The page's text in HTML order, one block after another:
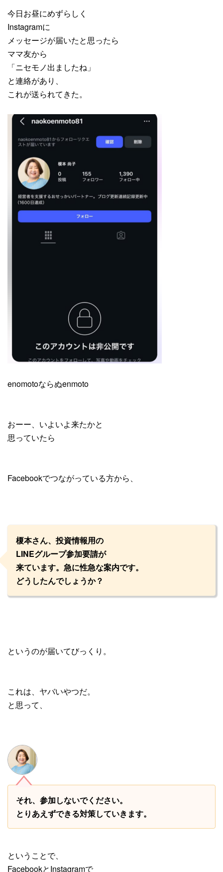
今日お昼にめずらしく
Instagramに
メッセージが届いたと思ったら
ママ友から
「ニセモノ出ましたね」
と連絡があり、
これが送られてきた。
enomotoならぬenmoto
おーー、いよいよ来たかと
思っていたら
Facebookでつながっている方から、
榎本さん、投資情報用の
LINEグループ参加要請が
来ています。急に性急な案内です。
どうしたんでしょうか？
というのが届いてびっくり。
これは、ヤバいやつだ。
と思って、
それ、参加しないでください。
とりあえずできる対策していきます。
ということで、
FacebookとInstagramで